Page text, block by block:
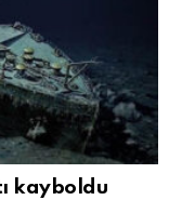
kayboldu